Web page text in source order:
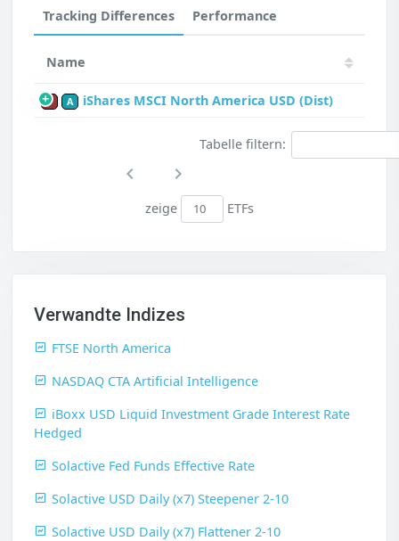
Tracking Differences Performance
Name
P A iShares MSCI North America USD (Dist)
Tabelle filtern:
zeige ETFs
Verwandte Indizes
FTSE North America
NASDAQ CTA Artificial Intelligence
iBoxx USD Liquid Investment Grade Interest Rate
Hedged
Solactive Fed Funds Effective Rate
Solactive USD Daily (x7) Steepener 2-10
Solactive USD Daily (x7) Flattener 2-10